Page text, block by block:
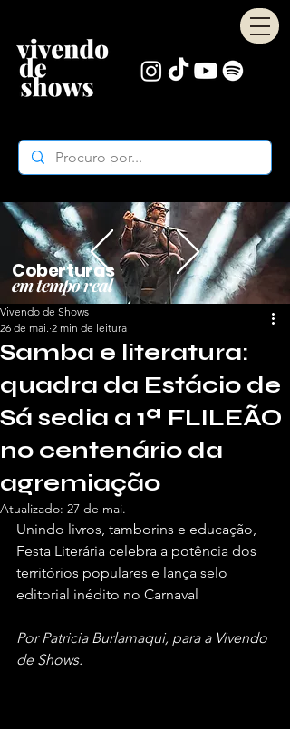
Coberturas
em tempo real
Samba e literatura:
quadra da Estácio de
Sá sedia a 1ª FLILEÃO
no centenário da
agremiação
Vivendo de Shows
26 de mai. 2 min de leitura
Atualizado: 27 de mai.
Unindo livros, tamborins e educação,
Festa Literária celebra a potência dos
territórios populares e lança selo
editorial inédito no Carnaval
Por Patricia Burlamaqui, para a Vivendo
de Shows.